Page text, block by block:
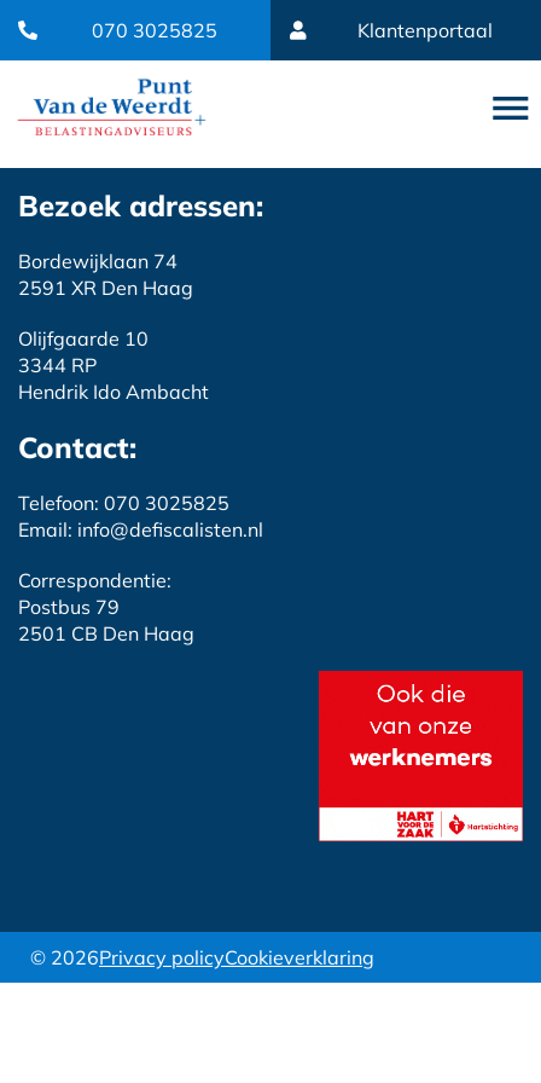
070 3025825 Klantenportaal
Bezoek adressen:
Bordewijklaan 74
2591 XR Den Haag
Olijfgaarde 10
3344 RP
Hendrik Ido Ambacht
Contact:
Telefoon: 070 3025825
Email: info@defiscalisten.nl
Correspondentie:
Postbus 79
2501 CB Den Haag
© 2026Privacy policyCookieverklaring